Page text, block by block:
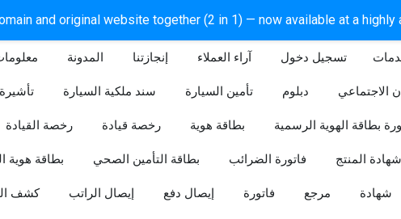
and original website together (2 in 1) — now available at a
المدونة إنجازتنا آراء العملاء تسجيل دخول​
سند ملكية السيارة تأمين السيارة دبلوم الاجتماعي
رخصة القيادة رخصة قيادة بطاقة هوية بطاقة الهوية الرسمية
بطاقة هوية بطاقة التأمين الصحي فاتورة الضرائب شهادة المنتج
كشف إيصال الراتب إيصال دفع فاتورة مرجع شهادة